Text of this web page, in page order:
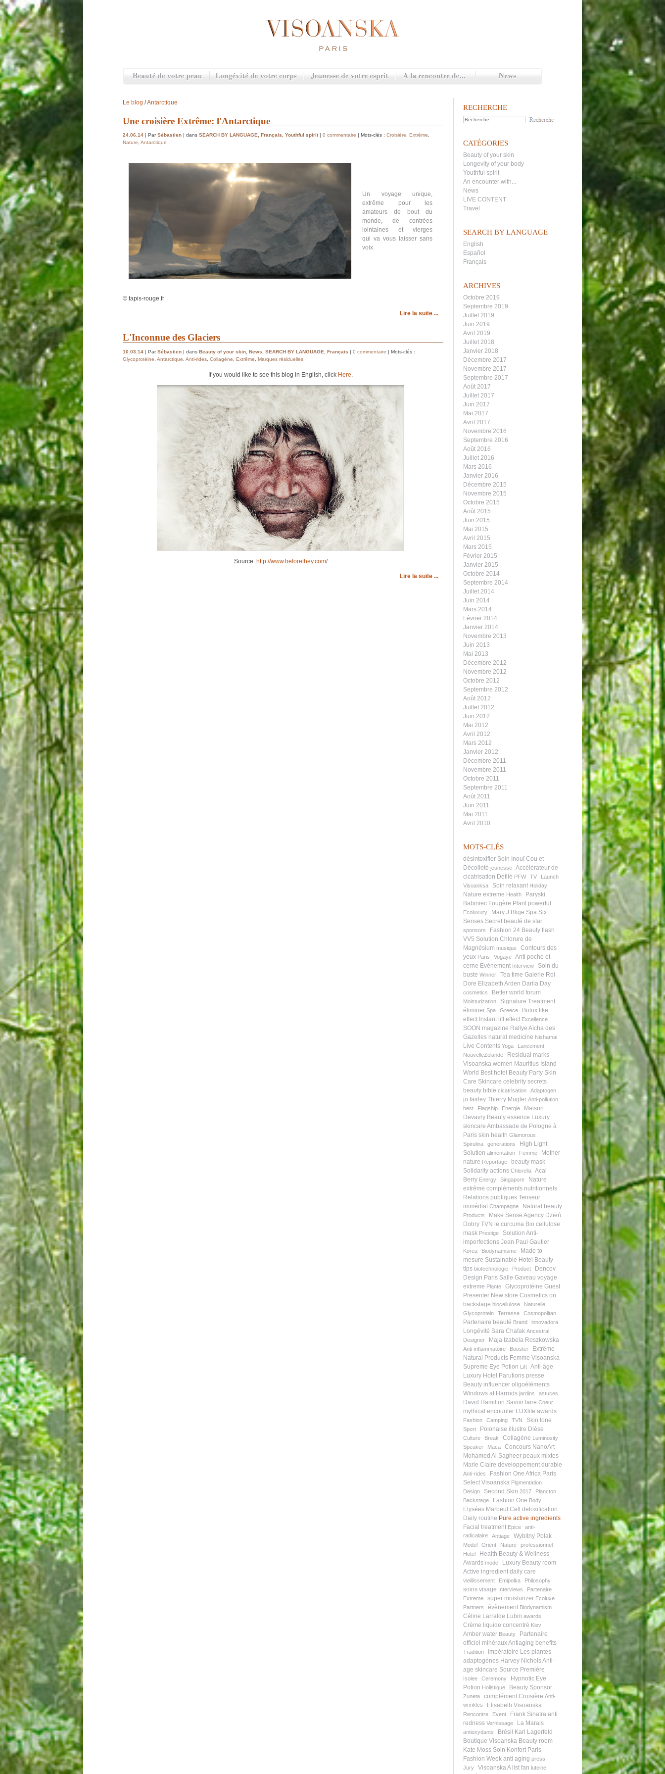
RECHERCHE
CATÉGORIES
Beauty of your skin
Longevity of your body
Youthful spirit
An encounter with...
News
LIVE CONTENT
Travel
SEARCH BY LANGUAGE
English
Español
Français
ARCHIVES
Octobre 2019
Septembre 2019
Juillet 2019
Juin 2019
Avril 2019
Juillet 2018
Janvier 2018
Décembre 2017
Novembre 2017
Septembre 2017
Août 2017
Juillet 2017
Juin 2017
Mai 2017
Avril 2017
Novembre 2016
Septembre 2016
Août 2016
Juillet 2016
Mars 2016
Janvier 2016
Décembre 2015
Novembre 2015
Octobre 2015
Août 2015
Juin 2015
Mai 2015
Avril 2015
Mars 2015
Février 2015
Janvier 2015
Octobre 2014
Septembre 2014
Juillet 2014
Juin 2014
Mars 2014
Février 2014
Janvier 2014
Novembre 2013
Juin 2013
Mai 2013
Décembre 2012
Novembre 2012
Octobre 2012
Septembre 2012
Août 2012
Juillet 2012
Juin 2012
Mai 2012
Avril 2012
Mars 2012
Janvier 2012
Décembre 2011
Novembre 2011
Octobre 2011
Septembre 2011
Août 2011
Juin 2011
Mai 2011
Avril 2010
MOTS-CLÉS
désintoxifier Soin Inouï Cou et
Décolleté jeunesse Accélérateur de
cicatrisation Défilé PFW TV
Launch
Visoanksa
Soin relaxant Holiday
Nature extreme Health
Paryski
Babiniec Fougère Plant powerful
Ecoluxury Mary J Blige Spa Six
Senses Secret beauté de star
sponsors Fashion 24 Beauty flash
VV5 Solution Chlorure de
Magnésium musique
Contours des
yeux Paris Vogaye Anti poche et
cerne Evènement Interview
Soin du
buste Winner Tea time Galerie Roi
Dore Elizabeth Arden Dariia Day
cosmetics Better world forum
Moisturization
Signature Treatment
éliminer Spa Greece
Botox like
effect Instant lift effect Excellence
SOON magazine Rallye Aïcha des
Gazelles natural medicine Nishamai
Live Contents Yoga
Lancement
NouvelleZelande
Residual marks
Visoanska women Mauritius Island
World Best hotel
Beauty Party Skin
Care Skincare celebrity secrets
beauty bible cicatrisation Adaptogen
jo fairley Thierry Mugler Anti-pollution
best
Flagship Energie
Maison
Devavry Beauty essence Luxury
skincare Ambassade de Pologne à
Paris skin health Glamorous
Spirulina
generations
High Light
Solution alimentation Femme
Mother
nature Reportage
beauty mask
Solidarity actions Chlorella Acai
Berry Energy Singapore
Nature
extrême compléments nutritionnels
Relations publiques Tenseur
immédiat Champagne Natural beauty
Products Make Sense Agency Dzień
Dobry TVN le curcuma Bio cellulose
mask Prestige
Solution Anti-
imperfections Jean Paul Gautier
Korea Biodynamisme
Made to
mesure Sustainable Hotel
Beauty
tips biotechnologie Product
Dencov
Design Paris Salle Gaveau voyage
extreme Plante Glycoprotéine Guest
Presenter New store Cosmetics on
backstage biocellulose
Naturelle
Glycoprotein
Terrasse Cosmopolitan
Partenaire beauté Brand innovadora
Longévité Sara Chafak Ancestral
Designer
Maja Izabela Roszkowska
Anti-inflammatoire Booster
Extrême
Natural Products Femme Visoanska
Supreme Eye Potion Lift Anti-âge
Luxury Hotel
Parutions presse
Beauty influencer oligoéléments
Windows at Harrods jardins astuces
David Hamilton Savoir faire Coeur
mythical encounter LUXlife awards
Fashion Camping TVN Skin tone
Sport Polonaise illustre Dièse
Culture Break Collagène Luminosity
Speaker
Maca
Concours NanoArt
Mohamed Al Sagheer peaux mixtes
Marie Claire développement durable
Anti-rides Fashion One Africa Paris
Select Visoanska Pigmentation
Design
Second Skin 2017
Plancton
Backstage
Fashion One Body
Elysées Marbeuf Cell detoxification
Daily routine Pure active ingredients
Facial treatment Epice anti-
radicalaire Antiage Wybitny Polak
Model Orient Nature
professionnel
Hotel
Health Beauty & Wellness
Awards mode
Luxury Beauty room
Active ingredient daily care
vieillissement Emipolka Philosophy
soins visage Interviews
Partenaire
Extreme
super moisturizer Ecoluxe
Partners
évènement Biodynamism
Céline Larralde Lubin awards
Crème liquide concentré Kiev
Amber water Beauty
Partenaire
officiel minérauxAntiaging benefits
Tradition Impératoire Les plantes
adaptogènes Harvey NicholsAnti-
age skincare Source Première
Isolee Ceremony
Hypnotic Eye
Potion Holistique Beauty Sponsor
Zuneta complément Croisière Anti-
wrinkles Elisabeth Visoanska
Rencontre Event Frank Sinatra anti
redness Vernissage La Marais
antioxydants Brésil
Karl Lagerfeld
Boutique Visoanska Beauty room
Kate Moss Soin Konfort Paris
Fashion Week anti aging press
Jury
Visoanska A list fan luteine
Le blog /Antarctique
Une croisière Extrême: l'Antarctique
24.06.14 | ParSébastien | dans SEARCH BY LANGUAGE, Français, Youthful spirit | 0 commentaire | Mots-clés : Croisière, Extrême,
Nature, Antarctique
Un voyage unique,
extrême pour les
amateurs de bout du
monde, de contrées
lointaines et vierges
qui va vous laisser sans
voix.
© tapis-rouge.fr
Lire la suite ...
L'Inconnue des Glaciers
10.03.14 | ParSébastien | dans Beauty of your skin News SEARCH BY LANGUAGE Français | 0 commentaire | Mots-clés :
Glycoprotéine Antarctique Anti-rides Collagène Extrême Marques résiduelles
If you would like to see this blog in English, click Here
Source: http://www.beforethey.com/
Lire la suite ...